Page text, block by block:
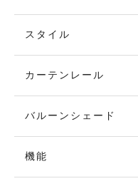
スタイル
カーテンレール
バルーンシェード
機能